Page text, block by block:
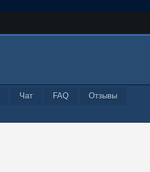
Чат FAQ
Отзывы